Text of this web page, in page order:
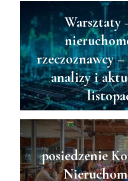
Warsztaty
rzeczoznawcy
analizy i
posiedzenie